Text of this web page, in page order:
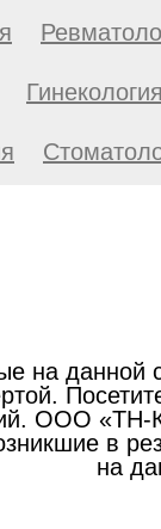
на данной
ООО «ТН-
в
на